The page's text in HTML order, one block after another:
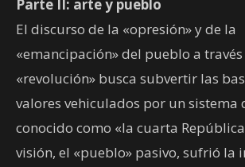
Parte II: arte y pueblo
El discurso de la «opresión» y de la
«emancipación» del pueblo a través
«revolución» busca subvertir las
valores vehiculados por un sistema
conocido como «la cuarta
visión, el «pueblo» pasivo, sufrió la